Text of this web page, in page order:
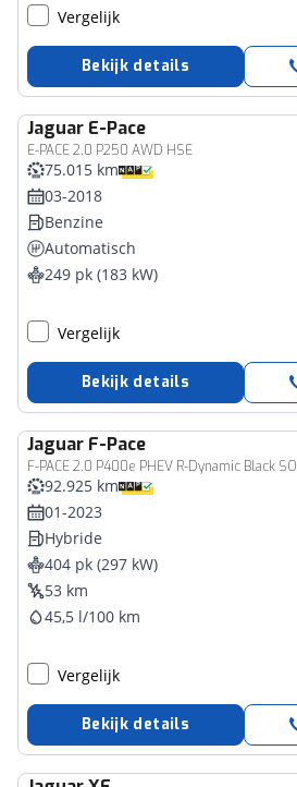
Vergelijk
Bekijk details
Jaguar E-Pace
E-PACE 2.0 P250 AWD HSE
75.015 km
03-2018
Benzine
Automatisch
249 pk (183 kW)
Vergelijk
Bekijk details
Jaguar F-Pace
92.925 km
01-2023
Hybride
404 pk (297 kW)
53 km
45,5 l/100 km
Vergelijk
Bekijk details